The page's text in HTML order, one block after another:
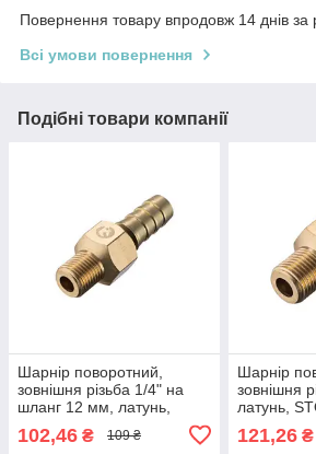
Повернення товару впродовж 14 днів за
Всі умови повернення
Подібні товари компанії
Шарнір поворотний,
зовнішня різьба 1/4" на
шланг 12 мм, латунь,
STORM INTERTOOL PT-
2207
102,46 ₴ 109 ₴
Шарнір
зовнішня
латунь,
121,26₴